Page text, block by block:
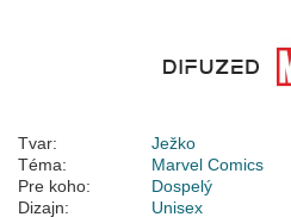
Tvar:
Ježko
Téma:
Marvel Comics
Pre koho:
Dospelý
Dizajn:
Unisex